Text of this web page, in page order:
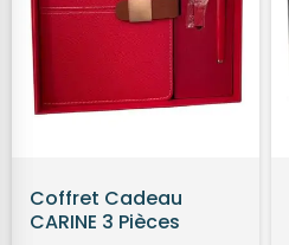
Coffret Cadeau
CARINE 3 Pièces